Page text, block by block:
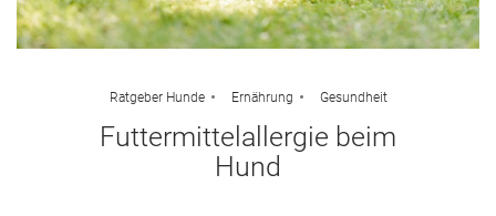
Ratgeber Hunde Ernährung Gesundheit
Futtermittelallergie beim
Hund